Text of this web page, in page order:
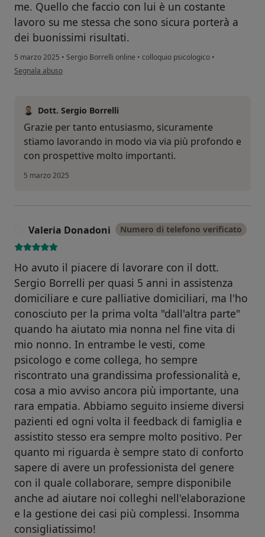
me. Quello che faccio con lui è un costante
lavoro su me stessa che sono sicura porterà a
dei buonissimi risultati.
5 marzo 2025 • Sergio Borrelli online • colloquio psicologico •
secondo l'opinione dell'utente Shana
Segnala abuso
Dott. Sergio Borrelli
Grazie per tanto entusiasmo, sicuramente
stiamo lavorando in modo via via più profondo e
con prospettive molto importanti.
5 marzo 2025
Valeria Donadoni Numero di telefono verificato
Ho avuto il piacere di lavorare con il dott.
Sergio Borrelli per quasi 5 anni in assistenza
domiciliare e cure palliative domiciliari, ma l'ho
conosciuto per la prima volta "dall'altra parte"
quando ha aiutato mia nonna nel fine vita di
mio nonno. In entrambe le vesti, come
psicologo e come collega, ho sempre
riscontrato una grandissima professionalità e,
cosa a mio avviso ancora più importante, una
rara empatia. Abbiamo seguito insieme diversi
pazienti ed ogni volta il feedback di famiglia e
assistito stesso era sempre molto positivo. Per
quanto mi riguarda è sempre stato di conforto
sapere di avere un professionista del genere
con il quale collaborare, sempre disponibile
anche ad aiutare noi colleghi nell'elaborazione
e la gestione dei casi più complessi. Insomma
consigliatissimo!